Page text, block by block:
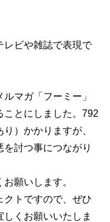
レビや雑誌で表現で
マガ「フーミー」
ことにしました。792
）かかりますが、
討つ事につながり
願いします。
クトですので、ぜひ
くお願いいたしま